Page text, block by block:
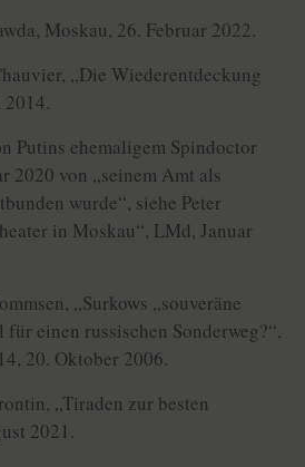
Moskau, 26. Februar 2022.
„Die Wiederentdeckung
Putins ehemaligem Spindoctor
2020 von „seinem Amt als
wurde“, siehe Peter
in Moskau“, LMd, Januar
„Surkows „souveräne
einen russischen Sonderweg?“,
20. Oktober 2006.
„Tiraden zur besten
2021.